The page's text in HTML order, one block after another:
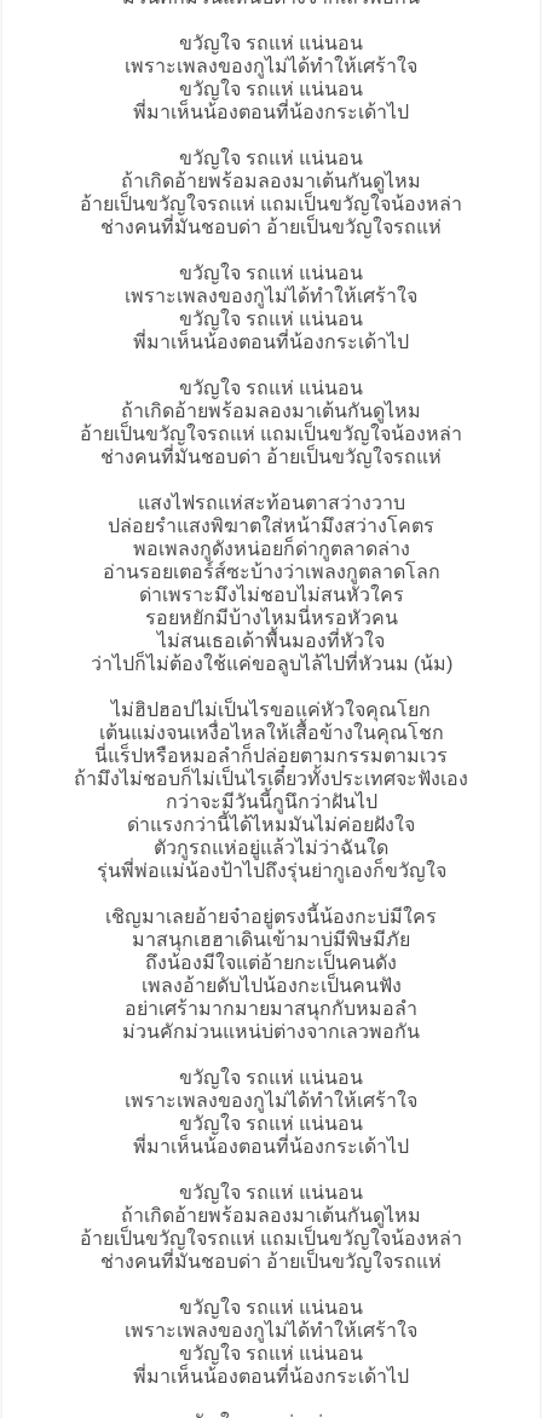
ขวัญใจ รถแห่ แน่นอน
เพราะเพลงของกูไม่ได้ทำให้เศร้าใจ
ขวัญใจ รถแห่ แน่นอน
พี่มาเห็นน้องตอนที่น้องกระเด้าไป
ขวัญใจ รถแห่ แน่นอน
ถ้าเกิดอ้ายพร้อมลองมาเต้นกันดูไหม
อ้ายเป็นขวัญใจรถแห่ แถมเป็นขวัญใจน้องหล่า
ช่างคนที่มันชอบด่า อ้ายเป็นขวัญใจรถแห่
ขวัญใจ รถแห่ แน่นอน
เพราะเพลงของกูไม่ได้ทำให้เศร้าใจ
ขวัญใจ รถแห่ แน่นอน
พี่มาเห็นน้องตอนที่น้องกระเด้าไป
ขวัญใจ รถแห่ แน่นอน
ถ้าเกิดอ้ายพร้อมลองมาเต้นกันดูไหม
อ้ายเป็นขวัญใจรถแห่ แถมเป็นขวัญใจน้องหล่า
ช่างคนที่มันชอบด่า อ้ายเป็นขวัญใจรถแห่
แสงไฟรถแห่สะท้อนตาสว่างวาบ
ปล่อยรำแสงพิฆาตใส่หน้ามึงสว่างโคตร
พอเพลงกูดังหน่อยก็ด่ากูตลาดล่าง
อ่านรอยเตอร์ส์ซะบ้างว่าเพลงกูตลาดโลก
ด่าเพราะมึงไม่ชอบไม่สนหัวใคร
รอยหยักมีบ้างไหมนี่หรอหัวคน
ไม่สนเธอเด้าพื้นมองที่หัวใจ
ว่าไปก็ไม่ต้องใช้แค่ขอลูบไล้ไปที่หัวนม (น้ม)
ไม่ฮิปฮอปไม่เป็นไรขอแค่หัวใจคุณโยก
เต้นแม่งจนเหงื่อไหลให้เสื้อข้างในคุณโชก
นี่แร็ปหรือหมอลำก็ปล่อยตามกรรมตามเวร
ถ้ามึงไม่ชอบก็ไม่เป็นไรเดี๋ยวทั้งประเทศจะฟังเอง
กว่าจะมีวันนี้กูนึกว่าฝันไป
ด่าแรงกว่านี้ได้ไหมมันไม่ค่อยฝังใจ
ตัวกูรถแห่อยู่แล้วไม่ว่าฉันใด
รุ่นพี่พ่อแม่น้องป้าไปถึงรุ่นย่ากูเองก็ขวัญใจ
เชิญมาเลยอ้ายจ๋าอยู่ตรงนี้น้องกะบ่มีใคร
มาสนุกเฮฮาเดินเข้ามาบ่มีพิษมีภัย
ถึงน้องมีใจแต่อ้ายกะเป็นคนดัง
เพลงอ้ายดับไปน้องกะเป็นคนฟัง
อย่าเศร้ามากมายมาสนุกกับหมอลำ
ม่วนคักม่วนแหน่บ่ต่างจากเลวพอกัน
ขวัญใจ รถแห่ แน่นอน
เพราะเพลงของกูไม่ได้ทำให้เศร้าใจ
ขวัญใจ รถแห่ แน่นอน
พี่มาเห็นน้องตอนที่น้องกระเด้าไป
ขวัญใจ รถแห่ แน่นอน
ถ้าเกิดอ้ายพร้อมลองมาเต้นกันดูไหม
อ้ายเป็นขวัญใจรถแห่ แถมเป็นขวัญใจน้องหล่า
ช่างคนที่มันชอบด่า อ้ายเป็นขวัญใจรถแห่
ขวัญใจ รถแห่ แน่นอน
เพราะเพลงของกูไม่ได้ทำให้เศร้าใจ
ขวัญใจ รถแห่ แน่นอน
พี่มาเห็นน้องตอนที่น้องกระเด้าไป